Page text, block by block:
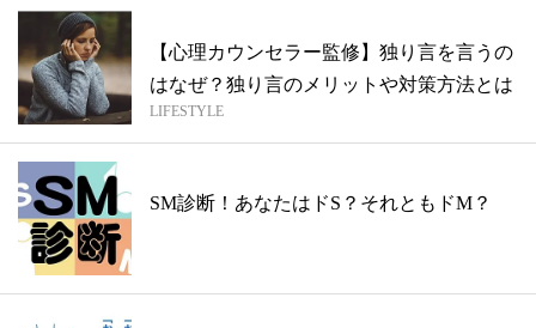
【心理カウンセラー監修】独り言を言うの
はなぜ？独り言のメリットや対策方法とは
LIFESTYLE
SM診断！あなたはドS？それともドM？